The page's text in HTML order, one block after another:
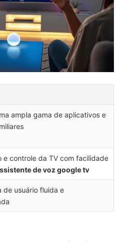
ampla gama de aplicativos e
e controle da TV com facilidade
de voz google tv
de usuário fluida e